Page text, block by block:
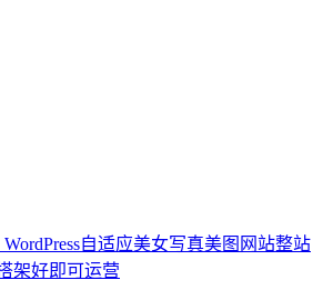
WordPress自适应美女写真美图网站整站
架好即可运营